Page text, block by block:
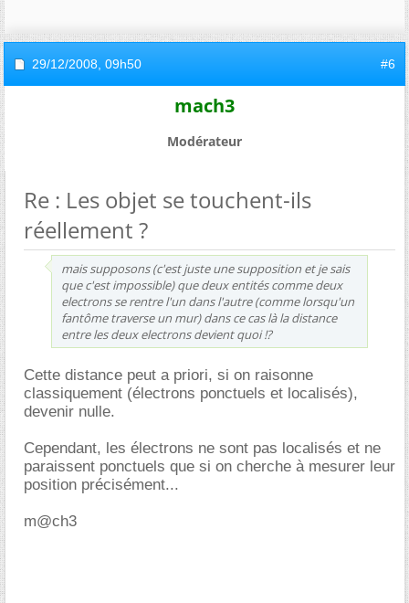
29/12/2008, 09h50 #6
mach3
Modérateur
Re : Les objet se touchent-ils
réellement ?
mais supposons (c'est juste une supposition et je sais
que c'est impossible) que deux entités comme deux
electrons se rentre l'un dans l'autre (comme lorsqu'un
fantôme traverse un mur) dans ce cas là la distance
entre les deux electrons devient quoi !?
Cette distance peut a priori, si on raisonne
classiquement (électrons ponctuels et localisés),
devenir nulle.
Cependant, les électrons ne sont pas localisés et ne
paraissent ponctuels que si on cherche à mesurer leur
position précisément...
m@ch3